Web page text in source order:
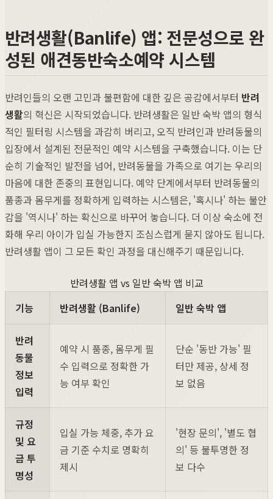
반려생활(Banlife) 앱: 전문성으로 완
성된 애견동반숙소예약 시스템
반려인들의 오랜 고민과 불편함에 대한 깊은 공감에서부터 반려
생활의 혁신은 시작되었습니다. 반려생활은 일반 숙박 앱의 형식
적인 필터링 시스템을 과감히 버리고, 오직 반려인과 반려동물의
입장에서 설계된 전문적인 예약 시스템을 구축했습니다. 이는 단
순히 기술적인 발전을 넘어, 반려동물을 가족으로 여기는 우리의
마음에 대한 존중의 표현입니다. 예약 단계에서부터 반려동물의
품종과 몸무게를 정확하게 입력하는 시스템은, '혹시나' 하는 불안
감을 '역시나' 하는 확신으로 바꾸어 놓습니다. 더 이상 숙소에 전
화해 우리 아이가 입실 가능한지 조심스럽게 묻지 않아도 됩니다.
반려생활 앱이 그 모든 확인 과정을 대신해주기 때문입니다.
반려생활 앱 vs 일반 숙박 앱 비교
기능
반려생활 (Banlife) 일반 숙박 앱
반려
동물
정보
입력
예약 시 품종, 몸무게 필
수 입력으로 정확한 가
능 여부 확인
단순 '동반 가능' 필
터만 제공, 상세 정
보 없음
규정
및 요
금 투
명성
입실 가능 체중, 추가 요
금 기준 수치로 명확히
제시
'현장 문의', '별도 협
의' 등 불투명한 정
보 다수